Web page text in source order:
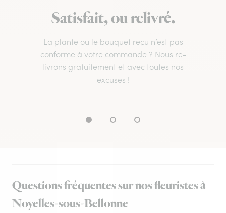
Satisfait, ou relivré.
La plante ou le bouquet reçu n’est pas
conforme à votre commande ? Nous re-
livrons gratuitement et avec toutes nos
excuses !
Questions fréquentes sur nos fleuristes à
Noyelles-sous-Bellonne